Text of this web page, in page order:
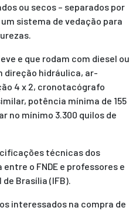
ou secos – separados por
sistema de vedação para
e que rodam com diesel ou
direção hidráulica, ar-
4 x 2, cronotacógrafo
potência mínima de 155
no mínimo 3.300 quilos de
técnicas dos
o FNDE e professores e
Brasília (IFB).
interessados na compra de